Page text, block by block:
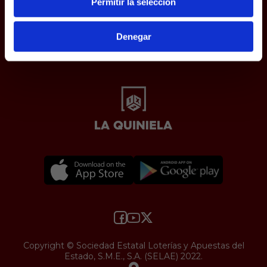
Denegar
Aviso Legal
Política de Cookies
Uso web
Accesibilidad
Copyright © Sociedad Estatal Loterías y Apuestas del
Estado, S.M.E., S.A. (SELAE) 2022.